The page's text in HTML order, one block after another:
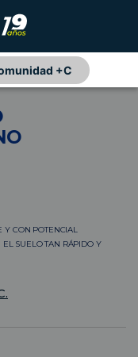
+C
Y CON POTENCIAL
EL SUELO TAN RÁPIDO Y